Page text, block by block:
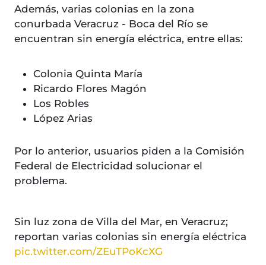
Además, varias colonias en la zona
conurbada Veracruz - Boca del Río se
encuentran sin energía eléctrica, entre ellas:
Colonia Quinta María
Ricardo Flores Magón
Los Robles
López Arias
Por lo anterior, usuarios piden a la Comisión
Federal de Electricidad solucionar el
problema.
Sin luz zona de Villa del Mar, en Veracruz;
reportan varias colonias sin energía eléctrica
pic.twitter.com/ZEuTPoKcXG